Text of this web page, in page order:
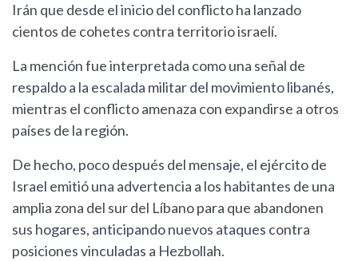
Irán que desde el inicio del conflicto ha lanzado
cientos de cohetes contra territorio israelí.
La mención fue interpretada como una señal de
respaldo a la escalada militar del movimiento libanés,
mientras el conflicto amenaza con expandirse a otros
países de la región.
De hecho, poco después del mensaje, el ejército de
Israel emitió una advertencia a los habitantes de una
amplia zona del sur del Líbano para que abandonen
sus hogares, anticipando nuevos ataques contra
posiciones vinculadas a Hezbollah.